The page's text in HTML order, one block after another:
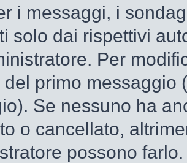
i messaggi, i
solo dai rispettivi
Per
del primo messaggio
Se nessuno ha
o cancellato,
possono